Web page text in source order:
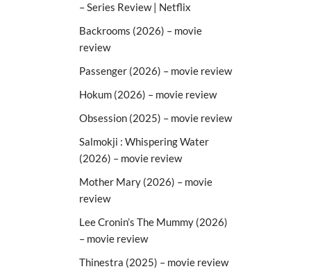
– Series Review | Netflix
Backrooms (2026) – movie
review
Passenger (2026) – movie review
Hokum (2026) – movie review
Obsession (2025) – movie review
Salmokji : Whispering Water
(2026) – movie review
Mother Mary (2026) – movie
review
Lee Cronin’s The Mummy (2026)
– movie review
Thinestra (2025) – movie review